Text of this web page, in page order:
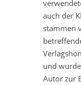
auch der
stammen
und
Autor zur